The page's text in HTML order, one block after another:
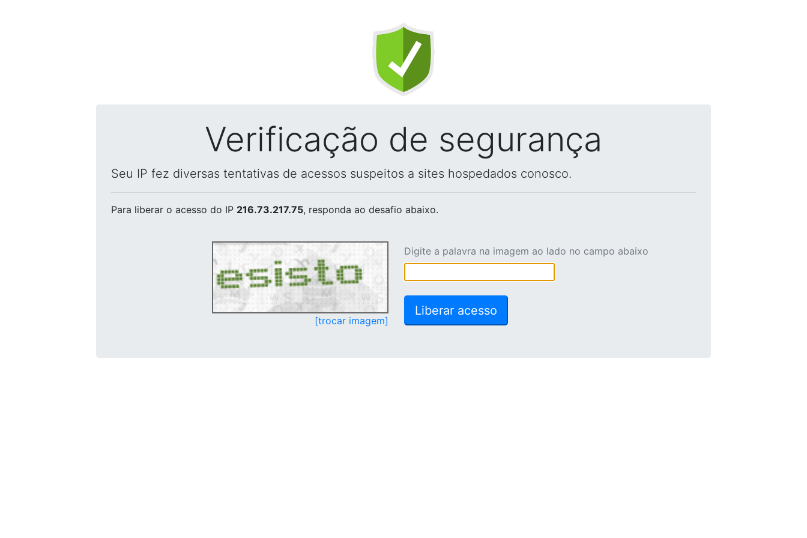
Verificação de segurança
Seu IP fez diversas tentativas de acessos suspeitos a sites hospedados conosco.
Para liberar o acesso do IP 216.73.217.75, responda ao desafio abaixo.
[trocar imagem]
Digite a palavra na imagem ao lado no campo abaixo